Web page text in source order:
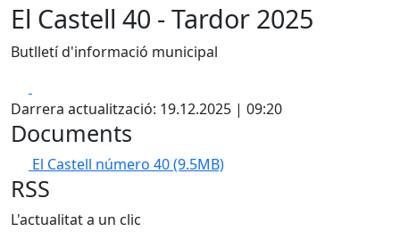
El Castell 40 - Tardor 2025
Butlletí d'informació municipal
Darrera actualització: 19.12.2025 | 09:20
Documents
El Castell número 40(9.5MB)
RSS
L'actualitat a un clic